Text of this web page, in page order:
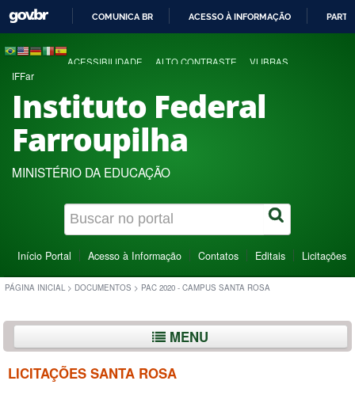
COMUNICA BR ACESSO À INFORMAÇÃO
ACESSIBILIDADE ALTO CONTRASTE VLIBRAS
IFFar
Instituto Federal
Farroupilha
MINISTÉRIO DA EDUCAÇÃO
Início Portal Acesso à Informação Contatos Editais Licitações
PÁGINA INICIAL > DOCUMENTOS > PAC 2020 - CAMPUS SANTA ROSA
MENU
LICITAÇÕES SANTA ROSA